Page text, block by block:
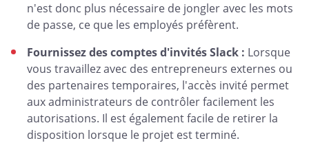
n'est donc plus nécessaire de jongler avec les mots
de passe, ce que les employés préfèrent.
Fournissez des comptes d'invités Slack : Lorsque
vous travaillez avec des entrepreneurs externes ou
des partenaires temporaires, l'accès invité permet
aux administrateurs de contrôler facilement les
autorisations. Il est également facile de retirer la
disposition lorsque le projet est terminé.